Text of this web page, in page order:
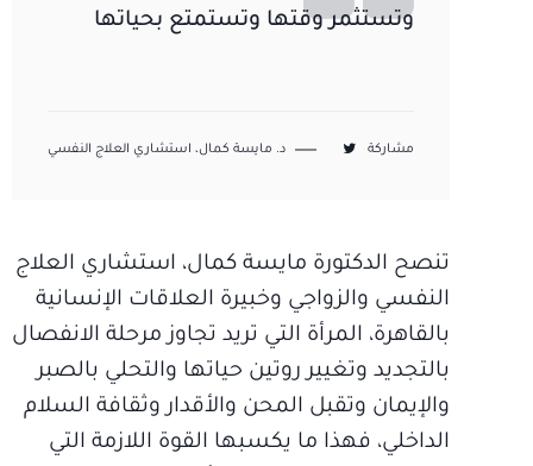
وتستثمر وقتها وتستمتع بحياتها
مشاركة د. مايسة كمال، استشاري العلاج النفسي
تنصح الدكتورة مايسة كمال، استشاري العلاج
النفسي والزواجي وخبيرة العلاقات الإنسانية
بالقاهرة، المرأة التي تريد تجاوز مرحلة الانفصال
بالتجديد وتغيير روتين حياتها والتحلي بالصبر
والإيمان وتقبل المحن والأقدار وثقافة السلام
الداخلي، فهذا ما يكسبها القوة اللازمة التي